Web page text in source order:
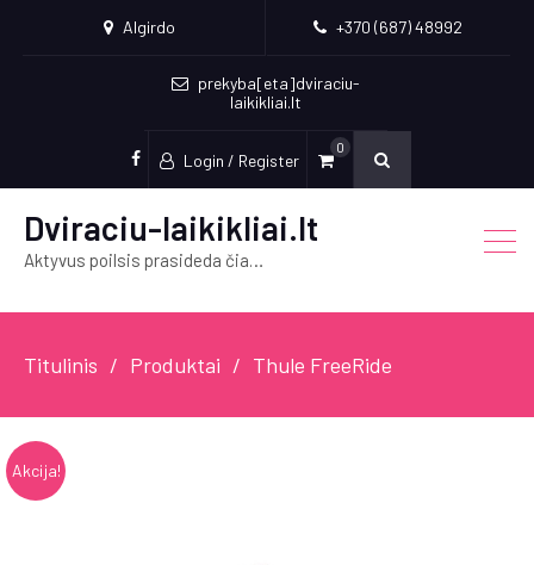
Algirdo +370 (687) 48992
prekyba[eta]dviraciu-
laikikliai.lt
Socialinės
Login / Register
0
Dviraciu-laikikliai.lt
Aktyvus poilsis prasideda čia…
Titulinis Produktai Thule FreeRide
Akcija!